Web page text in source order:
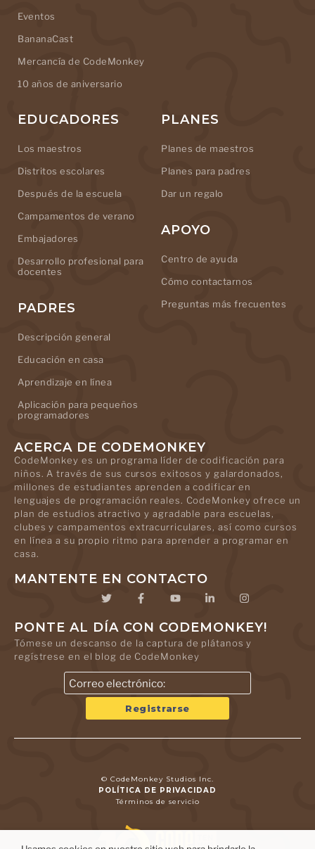
Eventos
BananaCast
Mercancía de CodeMonkey
10 años de aniversario
EDUCADORES
Los maestros
Distritos escolares
Después de la escuela
Campamentos de verano
Embajadores
Desarrollo profesional para
docentes
PADRES
Descripción general
Educación en casa
Aprendizaje en línea
Aplicación para pequeños
programadores
PLANES
Planes de maestros
Planes para padres
Dar un regalo
APOYO
Centro de ayuda
Cómo contactarnos
Preguntas más frecuentes
ACERCA DE CODEMONKEY
CodeMonkey es un programa líder de codificación para
niños. A través de sus cursos exitosos y galardonados,
millones de estudiantes aprenden a codificar en
lenguajes de programación reales. CodeMonkey ofrece un
plan de estudios atractivo y agradable para escuelas,
clubes y campamentos extracurriculares, así como cursos
en línea a su propio ritmo para aprender a programar en
casa.
MANTENTE EN CONTACTO
PONTE AL DÍA CON CODEMONKEY!
Tómese un descanso de la captura de plátanos y
regístrese en el blog de CodeMonkey
© CodeMonkey Studios Inc.
POLÍTICA DE PRIVACIDAD
Términos de servicio